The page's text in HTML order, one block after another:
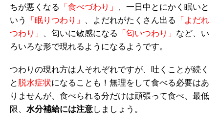
ちが悪くなる
「食べづわり」
、一日中とにかく眠いと
いう
「眠りつわり」 、よだれがたくさん出る
「よだれ
つわり」
、匂いに敏感になる 「匂いつわり」 など、い
ろいろな形で現れるようになるようです。
つわりの現れ方は人それぞれですが、吐くことが続く
と 脱水症状になることも！無理をして食べる必要はあ
りませんが、食べられる分だけは頑張って食べ、最低
限、 水分補給には注意しましょう。